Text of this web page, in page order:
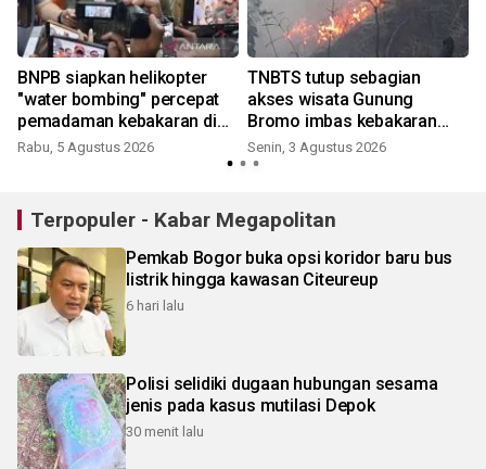
BNPB siapkan helikopter
"water bombing" percepat
pemadaman kebakaran di
Bromo
Rabu, 5 Agustus 2026
TNBTS tutup sebagian
akses wisata Gunung
Bromo imbas kebakaran
hutan Blok Batengan
Senin, 3 Agustus 2026
Terpopuler - Kabar Megapolitan
Pemkab Bogor buka opsi koridor baru bus
listrik hingga kawasan Citeureup
6 hari lalu
Polisi selidiki dugaan hubungan sesama
jenis pada kasus mutilasi Depok
30 menit lalu